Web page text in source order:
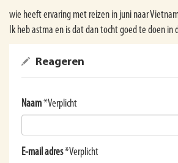
wie heeft ervaring met reizen in juni naar
Ik heb astma en is dat dan tocht goed te doen in
Reageren
Naam*Verplicht
E-mail adres*Verplicht